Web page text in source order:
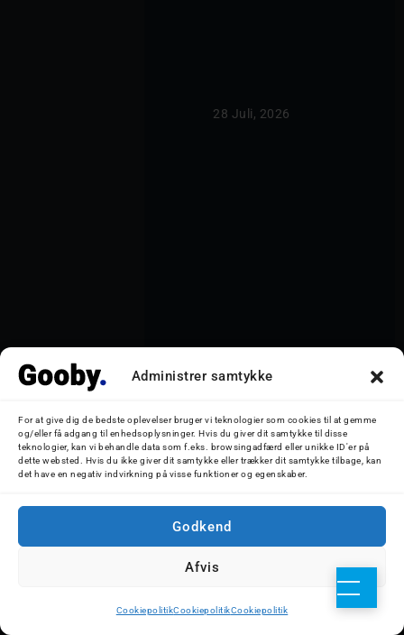
Administrer samtykke
For at give dig de bedste oplevelser bruger vi teknologier som cookies til at gemme
og/eller få adgang til enhedsoplysninger. Hvis du giver dit samtykke til disse
teknologier, kan vi behandle data som f.eks. browsingadfærd eller unikke ID'er på
dette websted. Hvis du ikke giver dit samtykke eller trækker dit samtykke tilbage, kan
det have en negativ indvirkning på visse funktioner og egenskaber.
Godkend
Afvis
CookiepolitikCookiepolitikCookiepolitik
                28 Juli, 2026
Database
Cookiepolitik